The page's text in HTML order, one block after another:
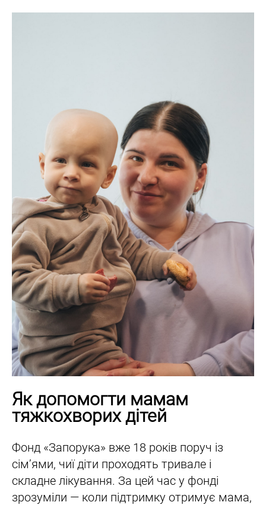
Як допомогти мамам
тяжкохворих дітей
Фонд «Запорука» вже 18 років поруч із
сім’ями, чиї діти проходять тривале і
складне лікування. За цей час у фонді
зрозуміли — коли підтримку отримує мама,